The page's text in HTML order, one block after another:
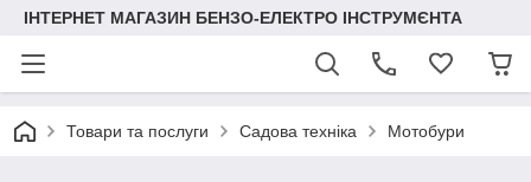
ІНТЕРНЕТ МАГАЗИН БЕНЗО-ЕЛЕКТРО ІНСТРУМЄНТА
Товари та послуги Садова техніка Мотобури